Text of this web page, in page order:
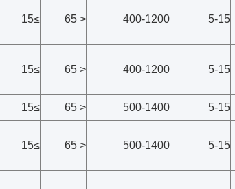
5-15
400-1200
< 65
≥15
5-15
400-1200
< 65
≥15
5-15
500-1400
< 65
≥15
5-15
500-1400
< 65
≥15